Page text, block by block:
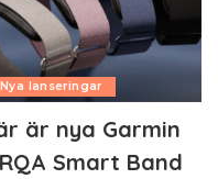
Nya lanseringar
är nya Garmin
Smart Band